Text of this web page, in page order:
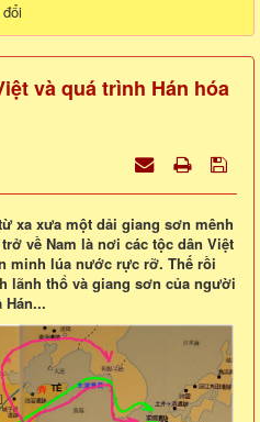
và quá trình Hán hóa
xa xưa một dải giang sơn mênh
về Nam là nơi các tộc dân Việt
minh lúa nước rực rỡ. Thế rồi
lãnh thổ và giang sơn của người
Hán...